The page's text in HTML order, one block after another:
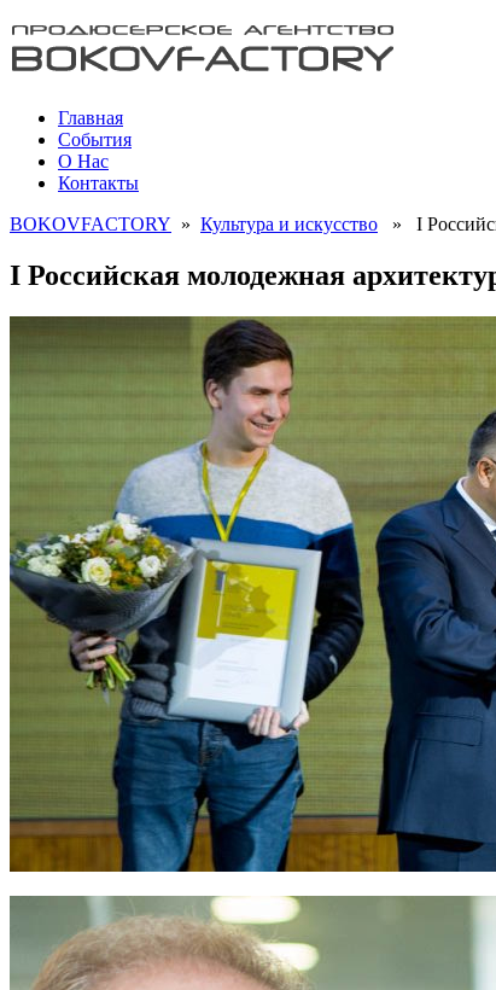
Главная
События
О Нас
Контакты
BOKOVFACTORY » Культура и искусство » I
I Российская молодежная